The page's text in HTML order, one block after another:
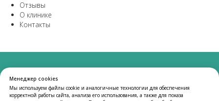
Отзывы
О клинике
Контакты
© 2025 Институт красоты «Новая Эра».
Все изображения, логотипы и товарные знаки,
используемые на сайте, предназначены исключительно
Менеджер cookies
Мы используем файлы cookie и аналогичные технологии для обеспечения
корректной работы сайта, анализа его использования, а также для показа